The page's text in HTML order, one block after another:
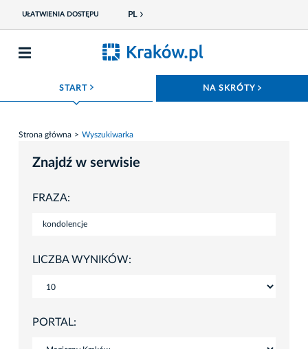
UŁATWIENIA DOSTĘPU PL
START ROZWIŃ MENU NA SKRÓTY
Strona główna Wyszukiwarka
Znajdź w serwisie
FRAZA:
LICZBA WYNIKÓW:
PORTAL: